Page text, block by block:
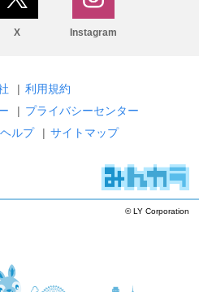
X Instagram
| 利用規約
| プライバシーセンター
ヘルプ | サイトマップ
© LY Corporation